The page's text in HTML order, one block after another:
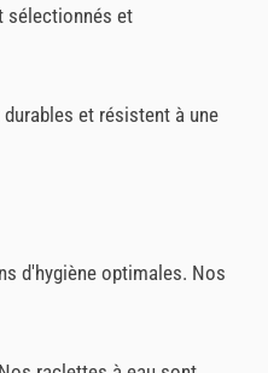
sélectionnés et
et résistent à une
d'hygiène optimales. Nos